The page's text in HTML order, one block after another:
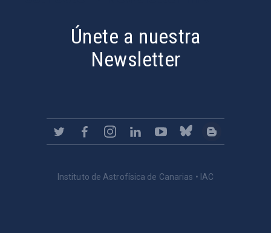
Únete a nuestra
Newsletter
Instituto de Astrofísica de Canarias • IAC